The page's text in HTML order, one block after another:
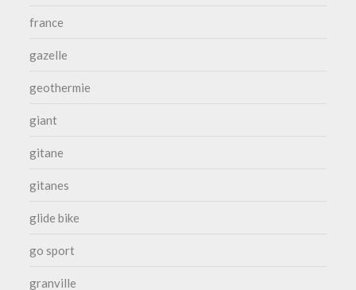
france
gazelle
geothermie
giant
gitane
gitanes
glide bike
go sport
granville